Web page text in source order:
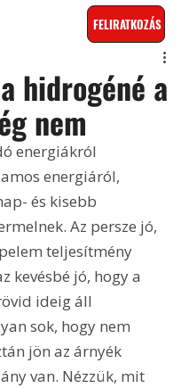
FELIRATKOZÁS
hidrogéné a
nem
energiákról
energiáról,
és kisebb
Az persze jó,
teljesítmény
kevésbé jó, hogy a
ideig áll
sok, hogy nem
jön az árnyék
van. Nézzük, mit